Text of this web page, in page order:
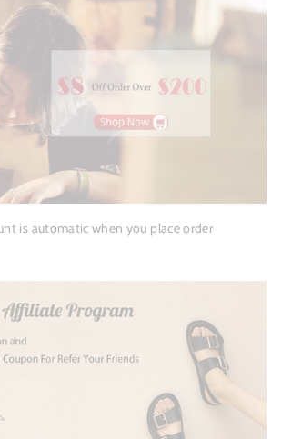
is automatic when you place order